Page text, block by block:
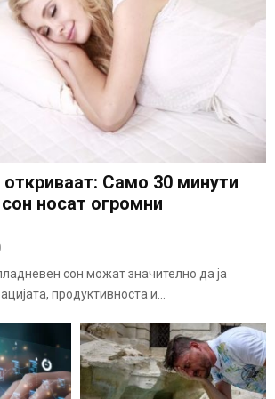
Само 30 минути
носат огромни
сон можат значително да ја
продуктивноста и...